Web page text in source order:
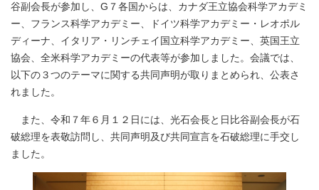
谷副会長が参加し、G７各国からは、カナダ王立協会科学アカデミ
ー、フランス科学アカデミー、ドイツ科学アカデミー・レオポル
ディーナ、イタリア・リンチェイ国立科学アカデミー、英国王立
協会、全米科学アカデミーの代表等が参加しました。会議では、
以下の３つのテーマに関する共同声明が取りまとめられ、公表さ
れました。
また、令和７年６月１２日には、光石会長と日比谷副会長が石
破総理を表敬訪問し、共同声明及び共同宣言を石破総理に手交し
ました。